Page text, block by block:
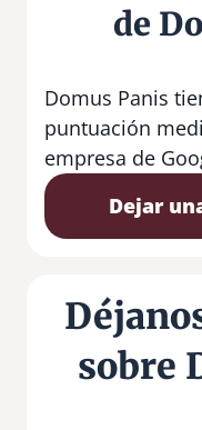
de
Domus Panis
puntuación
empresa de
Dejar
sobre